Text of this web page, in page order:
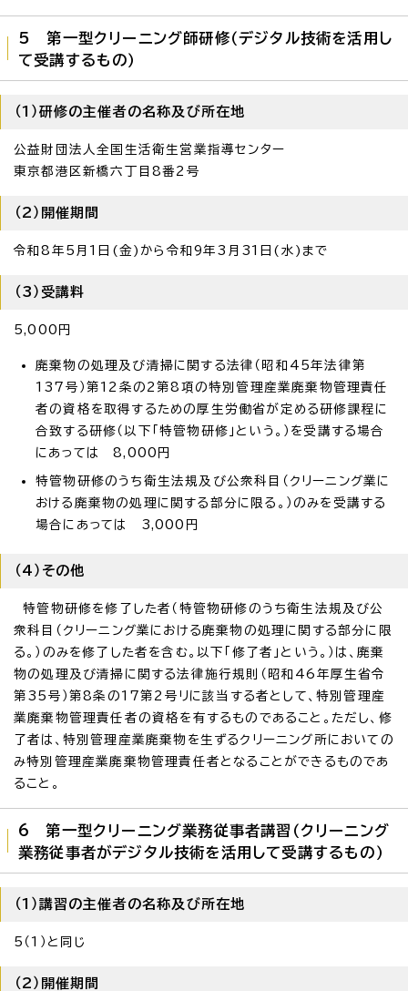
5 第一型クリーニング師研修（デジタル技術を活用し
て受講するもの）
（1）研修の主催者の名称及び所在地
公益財団法人全国生活衛生営業指導センター
東京都港区新橋六丁目8番2号
（2）開催期間
令和8年5月1日(金)から令和9年3月31日(水)まで
（3）受講料
5,000円
廃棄物の処理及び清掃に関する法律（昭和45年法律第
137号）第12条の2第8項の特別管理産業廃棄物管理責任
者の資格を取得するための厚生労働省が定める研修課程に
合致する研修（以下「特管物研修」という。）を受講する場合
にあっては 8,000円
特管物研修のうち衛生法規及び公衆科目（クリーニング業に
おける廃棄物の処理に関する部分に限る。）のみを受講する
場合にあっては 3,000円
（4）その他
特管物研修を修了した者（特管物研修のうち衛生法規及び公
衆科目（クリーニング業における廃棄物の処理に関する部分に限
る。）のみを修了した者を含む。以下「修了者」という。）は、廃棄
物の処理及び清掃に関する法律施行規則（昭和46年厚生省令
第35号）第8条の17第2号リに該当する者として、特別管理産
業廃棄物管理責任者の資格を有するものであること。ただし、修
了者は、特別管理産業廃棄物を生ずるクリーニング所においての
み特別管理産業廃棄物管理責任者となることができるものであ
ること。
6 第一型クリーニング業務従事者講習（クリーニング
業務従事者がデジタル技術を活用して受講するもの）
（1）講習の主催者の名称及び所在地
5（1）と同じ
（2）開催期間